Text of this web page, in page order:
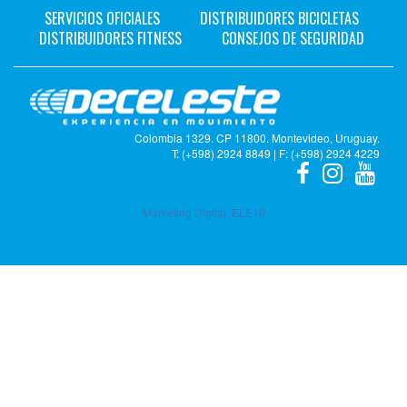
SERVICIOS OFICIALES
DISTRIBUIDORES BICICLETAS
DISTRIBUIDORES FITNESS
CONSEJOS DE SEGURIDAD
Colombia 1329. CP 11800. Montevideo, Uruguay.
T: (+598) 2924 8849 | F: (+598) 2924 4229
Marketing Digital: ELE10